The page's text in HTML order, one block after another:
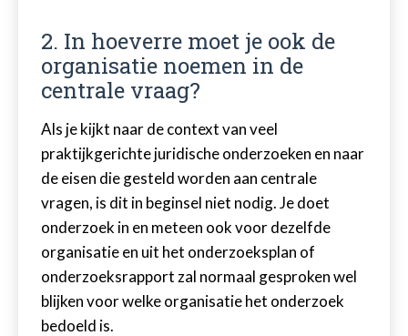
2. In hoeverre moet je ook de
organisatie noemen in de
centrale vraag?
Als je kijkt naar de context van veel
praktijkgerichte juridische onderzoeken en naar
de eisen die gesteld worden aan centrale
vragen, is dit in beginsel niet nodig. Je doet
onderzoek in en meteen ook voor dezelfde
organisatie en uit het onderzoeksplan of
onderzoeksrapport zal normaal gesproken wel
blijken voor welke organisatie het onderzoek
bedoeld is.